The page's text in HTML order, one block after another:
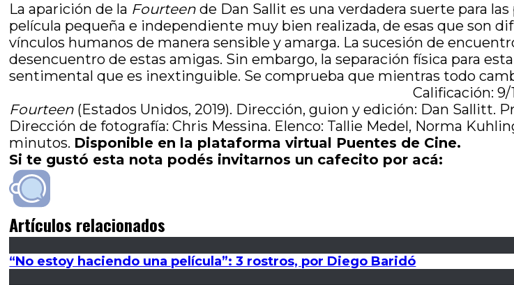
La aparición de la Fourteen de Dan Sallit es una verdadera suerte para
película pequeña e independiente muy bien realizada, de esas que son
vínculos humanos de manera sensible y amarga. La sucesión de
desencuentro de estas amigas. Sin embargo, la separación física para
sentimental que es inextinguible. Se comprueba que mientras todo
Calificación: 9/
Fourteen (Estados Unidos, 2019). Dirección, guion y edición: Dan Sallitt.
Dirección de fotografía: Chris Messina. Elenco: Tallie Medel, Norma
minutos. Disponible en la plataforma virtual Puentes de Cine.
Si te gustó esta nota podés invitarnos un cafecito por acá:
Artículos relacionados
“No estoy haciendo una película”: 3 rostros, por Diego Baridó